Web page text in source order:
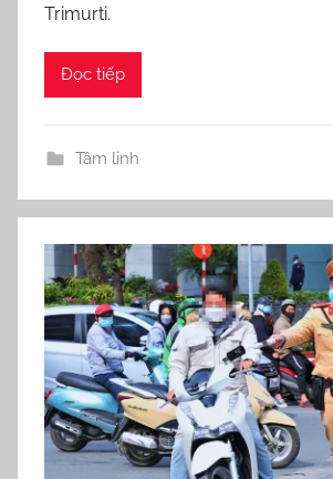
Trimurti.
Đọc tiếp
Tâm linh